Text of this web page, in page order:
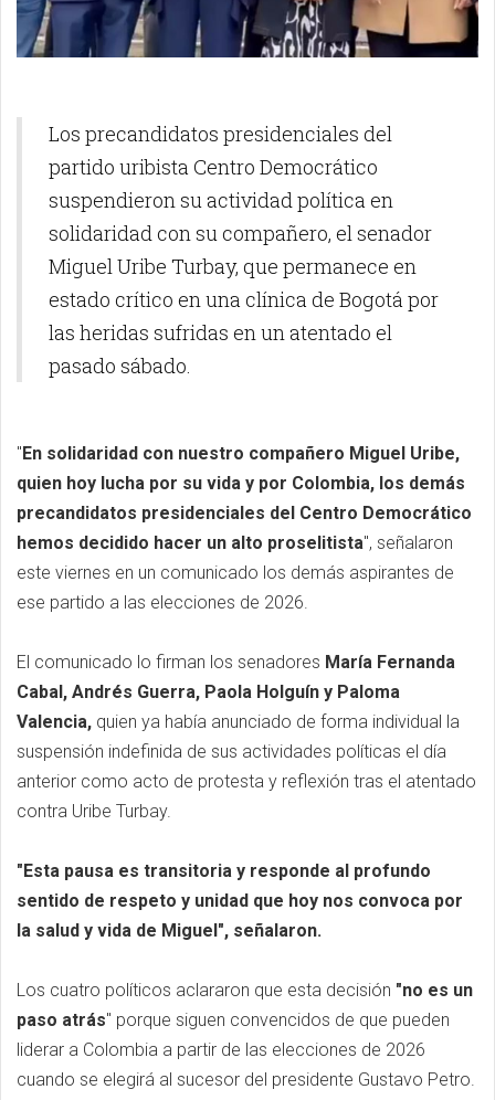
Los precandidatos presidenciales del
partido uribista Centro Democrático
suspendieron su actividad política en
solidaridad con su compañero, el senador
Miguel Uribe Turbay, que permanece en
estado crítico en una clínica de Bogotá por
las heridas sufridas en un atentado el
pasado sábado.
"En solidaridad con nuestro compañero Miguel Uribe,
quien hoy lucha por su vida y por Colombia, los demás
precandidatos presidenciales del Centro Democrático
hemos decidido hacer un alto proselitista", señalaron
este viernes en un comunicado los demás aspirantes de
ese partido a las elecciones de 2026.
El comunicado lo firman los senadores María Fernanda
Cabal, Andrés Guerra, Paola Holguín y Paloma
Valencia, quien ya había anunciado de forma individual la
suspensión indefinida de sus actividades políticas el día
anterior como acto de protesta y reflexión tras el atentado
contra Uribe Turbay.
"Esta pausa es transitoria y responde al profundo
sentido de respeto y unidad que hoy nos convoca por
la salud y vida de Miguel", señalaron.
Los cuatro políticos aclararon que esta decisión "no es un
paso atrás" porque siguen convencidos de que pueden
liderar a Colombia a partir de las elecciones de 2026
cuando se elegirá al sucesor del presidente Gustavo Petro.